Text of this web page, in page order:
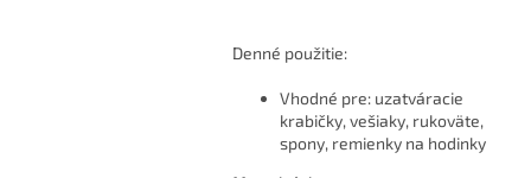
Denné použitie:
Vhodné pre: uzatváracie
krabičky, vešiaky, rukoväte,
spony, remienky na hodinky